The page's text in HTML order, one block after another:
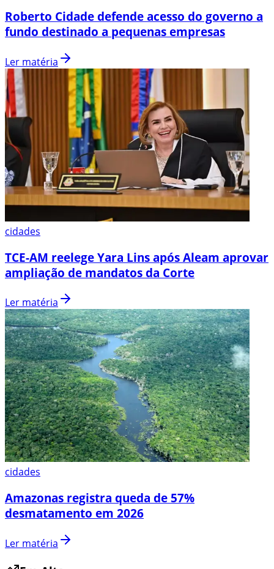
Roberto Cidade defende acesso do governo a
fundo destinado a pequenas empresas
Ler matéria
cidades
TCE-AM reelege Yara Lins após Aleam aprovar
ampliação de mandatos da Corte
Ler matéria
cidades
Amazonas registra queda de 57%
desmatamento em 2026
Ler matéria